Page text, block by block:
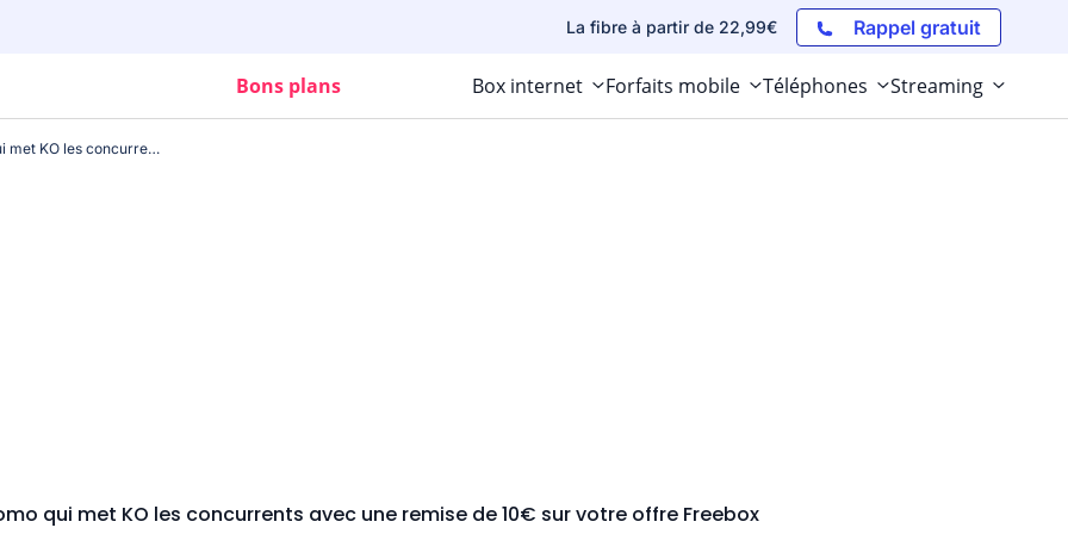
La fibre à partir de 22,99€ Rappel gratuit
Bons plans Box internet Forfaits mobile Téléphones Streaming
Black Friday Free : la promo qui met KO les concurrents avec une remise de 10€ sur votre offre Freebox
qui met KO les concurrents avec une remise de 10€ sur votre offre Freebox